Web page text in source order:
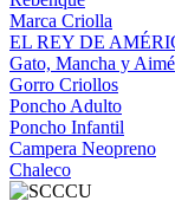
Marca Criolla
EL REY DE
Gato, Mancha y Aimé
Gorro Criollos
Poncho Adulto
Poncho Infantil
Campera Neopreno
Chaleco